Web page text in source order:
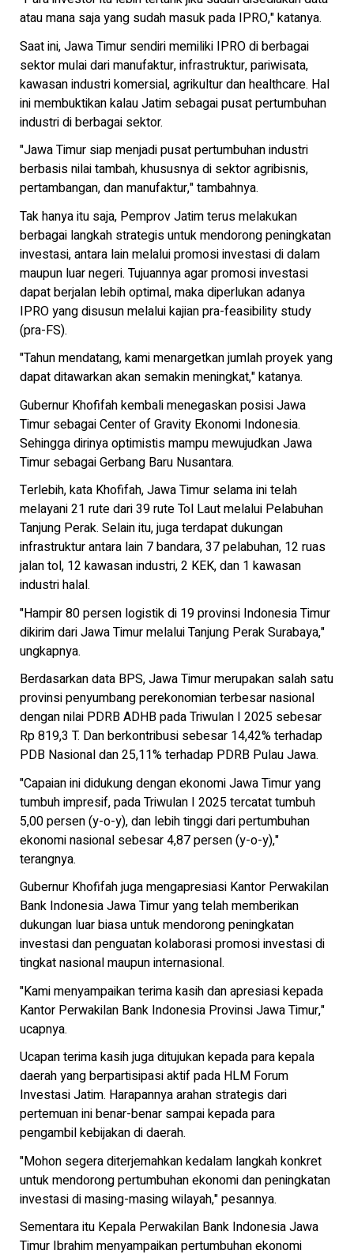
atau mana saja yang sudah masuk pada IPRO," katanya.
Saat ini, Jawa Timur sendiri memiliki IPRO di berbagai
sektor mulai dari manufaktur, infrastruktur, pariwisata,
kawasan industri komersial, agrikultur dan healthcare. Hal
ini membuktikan kalau Jatim sebagai pusat pertumbuhan
industri di berbagai sektor.
"Jawa Timur siap menjadi pusat pertumbuhan industri
berbasis nilai tambah, khususnya di sektor agribisnis,
pertambangan, dan manufaktur," tambahnya.
Tak hanya itu saja, Pemprov Jatim terus melakukan
berbagai langkah strategis untuk mendorong peningkatan
investasi, antara lain melalui promosi investasi di dalam
maupun luar negeri. Tujuannya agar promosi investasi
dapat berjalan lebih optimal, maka diperlukan adanya
IPRO yang disusun melalui kajian pra-feasibility study
(pra-FS).
"Tahun mendatang, kami menargetkan jumlah proyek yang
dapat ditawarkan akan semakin meningkat," katanya.
Gubernur Khofifah kembali menegaskan posisi Jawa
Timur sebagai Center of Gravity Ekonomi Indonesia.
Sehingga dirinya optimistis mampu mewujudkan Jawa
Timur sebagai Gerbang Baru Nusantara.
Terlebih, kata Khofifah, Jawa Timur selama ini telah
melayani 21 rute dari 39 rute Tol Laut melalui Pelabuhan
Tanjung Perak. Selain itu, juga terdapat dukungan
infrastruktur antara lain 7 bandara, 37 pelabuhan, 12 ruas
jalan tol, 12 kawasan industri, 2 KEK, dan 1 kawasan
industri halal.
"Hampir 80 persen logistik di 19 provinsi Indonesia Timur
dikirim dari Jawa Timur melalui Tanjung Perak Surabaya,"
ungkapnya.
Berdasarkan data BPS, Jawa Timur merupakan salah satu
provinsi penyumbang perekonomian terbesar nasional
dengan nilai PDRB ADHB pada Triwulan I 2025 sebesar
Rp 819,3 T. Dan berkontribusi sebesar 14,42% terhadap
PDB Nasional dan 25,11% terhadap PDRB Pulau Jawa.
"Capaian ini didukung dengan ekonomi Jawa Timur yang
tumbuh impresif, pada Triwulan I 2025 tercatat tumbuh
5,00 persen (y-o-y), dan lebih tinggi dari pertumbuhan
ekonomi nasional sebesar 4,87 persen (y-o-y),"
terangnya.
Gubernur Khofifah juga mengapresiasi Kantor Perwakilan
Bank Indonesia Jawa Timur yang telah memberikan
dukungan luar biasa untuk mendorong peningkatan
investasi dan penguatan kolaborasi promosi investasi di
tingkat nasional maupun internasional.
"Kami menyampaikan terima kasih dan apresiasi kepada
Kantor Perwakilan Bank Indonesia Provinsi Jawa Timur,"
ucapnya.
Ucapan terima kasih juga ditujukan kepada para kepala
daerah yang berpartisipasi aktif pada HLM Forum
Investasi Jatim. Harapannya arahan strategis dari
pertemuan ini benar-benar sampai kepada para
pengambil kebijakan di daerah.
"Mohon segera diterjemahkan kedalam langkah konkret
untuk mendorong pertumbuhan ekonomi dan peningkatan
investasi di masing-masing wilayah," pesannya.
Sementara itu Kepala Perwakilan Bank Indonesia Jawa
Timur Ibrahim menyampaikan pertumbuhan ekonomi